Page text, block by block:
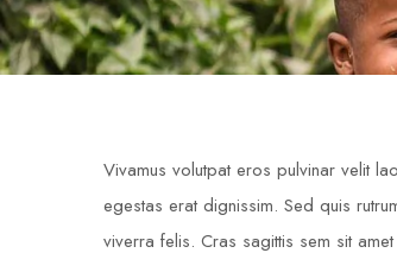
Vivamus volutpat eros pulvinar velit
egestas erat dignissim. Sed quis
viverra felis. Cras sagittis sem sit